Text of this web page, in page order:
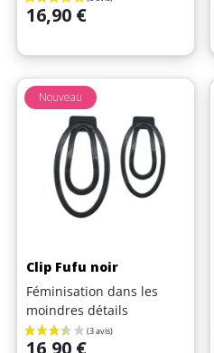
(7 avis)
Prix
16,90 €
Clip Fufu noir
Féminisation dans les
moindres détails
Prix
16,90 €
Nouveau